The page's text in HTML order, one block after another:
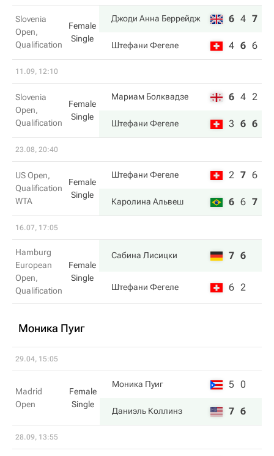
Slovenia
Open,
Qualification
Female
Single
Джоди Анна Беррейдж 6 4 7
Штефани Фегеле 4 6 6
11.09, 12:10
Slovenia
Open,
Qualification
Female
Single
Мариам Болквадзе 6 4 2
Штефани Фегеле 3 6 6
23.08, 20:40
US Open,
Qualification
WTA
Female
Single
Штефани Фегеле 2 7 6
Каролина Альвеш 6 6 7
16.07, 17:05
Hamburg
European
Open,
Qualification
Female
Single
Сабина Лисицки 7 6
Штефани Фегеле 6 2
Моника Пуиг
29.04, 15:05
Madrid
Open
Female
Single
Моника Пуиг 5 0
Даниэль Коллинз 7 6
28.09, 13:55